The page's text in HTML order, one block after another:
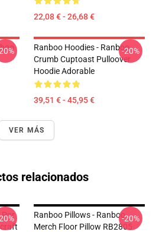
22,08 € - 26,68 €
Ranboo Hoodies - Ranboo
Crumb Cuptoast Pulloover
Hoodie Adorable
39,51 € - 45,95 €
-20%
VER MÁS
relacionados
Ranboo Pillows - Ranboo
Merch Floor Pillow RB2805
-20%